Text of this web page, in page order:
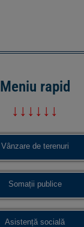
Meniu rapid
↓↓↓↓↓↓
Vânzare de terenuri
Somații publice
Asistență socială